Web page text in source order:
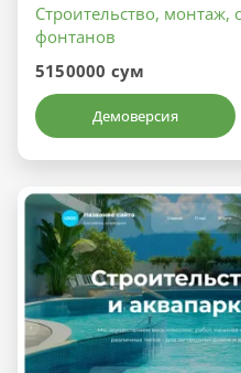
Строительство, монтаж,
фонтанов
5150000 сум
Демоверсия